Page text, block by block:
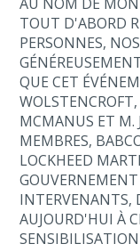
TOUT D'ABORD
PERSONNES,
QUE CET
MCMANUS ET M.
MEMBRES,
LOCKHEED
INTERVENANTS,
AUJOURD'HUI À